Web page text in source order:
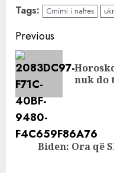
Tags: Cmimi i naftes
Continue
Reading
Previous
nuk do
NextBiden: Ora që